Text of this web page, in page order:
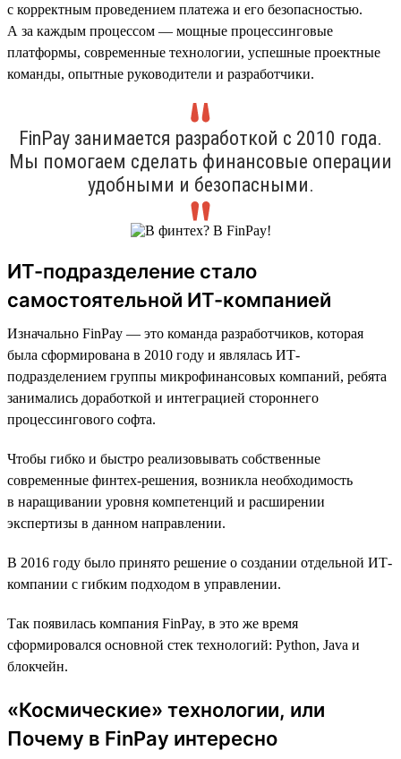
с корректным проведением платежа и его безопасностью.
А за каждым процессом — мощные процессинговые
платформы, современные технологии, успешные проектные
команды, опытные руководители и разработчики.
FinPay занимается разработкой с 2010 года.
Мы помогаем сделать финансовые операции
удобными и безопасными.
ИТ-подразделение стало
самостоятельной ИТ-компанией
Изначально FinPay — это команда разработчиков, которая
была сформирована в 2010 году и являлась ИТ-
подразделением группы микрофинансовых компаний, ребята
занимались доработкой и интеграцией стороннего
процессингового софта.
Чтобы гибко и быстро реализовывать собственные
современные финтех-решения, возникла необходимость
в наращивании уровня компетенций и расширении
экспертизы в данном направлении.
В 2016 году было принято решение о создании отдельной ИТ-
компании с гибким подходом в управлении.
Так появилась компания FinPay, в это же время
сформировался основной стек технологий: Python, Java и
блокчейн.
«Космические» технологии, или
Почему в FinPay интересно